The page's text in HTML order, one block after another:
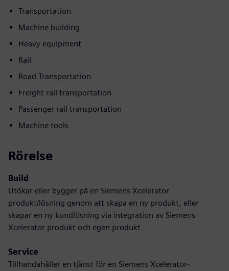
Transportation
Machine building
Heavy equipment
Rail
Road Transportation
Freight rail transportation
Passenger rail transportation
Machine tools
Rörelse
Build
Utökar eller bygger på en Siemens Xcelerator
produkt/lösning genom att skapa en ny produkt, eller
skapar en ny kundlösning via integration av Siemens
Xcelerator produkt och egen produkt
Service
Tillhandahåller en tjänst för en Siemens Xcelerator-